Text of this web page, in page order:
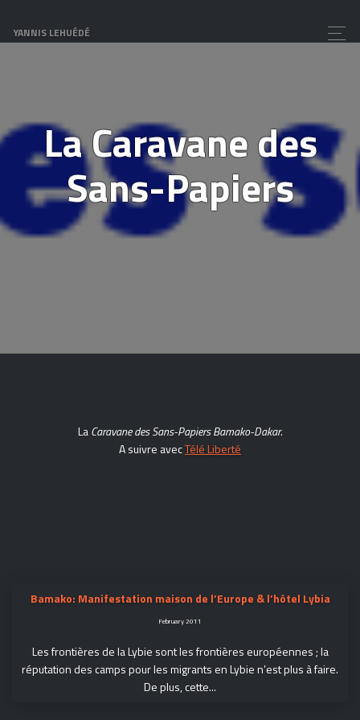
YANNIS LEHUÉDÉ
La Caravane des
Sans-Papiers
LaCaravane des Sans-Papiers Bamako-Dakar.
A suivre avecTélé Liberté
Bamako: Manifestation maison de l’Europe & l’hôtel Lybia
February 2011
Les frontières de la Lybie sont les frontières européennes ; la
réputation des camps pour les migrants en Lybie n’est plus à faire.
De plus, cette...